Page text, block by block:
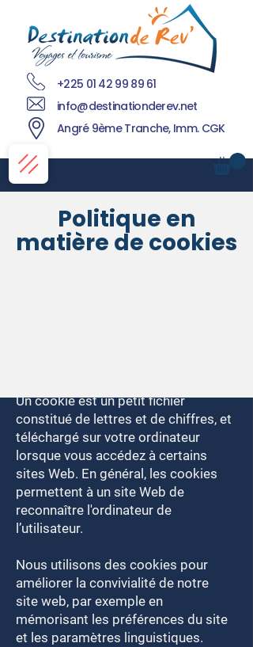
+225 01 42 99 89 61
info@destinationderev.net
Angré 9ème Tranche, Imm. CGK
Politique en
matière de cookies
Un cookie est un petit fichier
constitué de lettres et de chiffres, et
téléchargé sur votre ordinateur
lorsque vous accédez à certains
sites Web. En général, les cookies
permettent à un site Web de
reconnaître l'ordinateur de
l’utilisateur.
Nous utilisons des cookies pour
améliorer la convivialité de notre
site web, par exemple en
mémorisant les préférences du site
et les paramètres linguistiques.